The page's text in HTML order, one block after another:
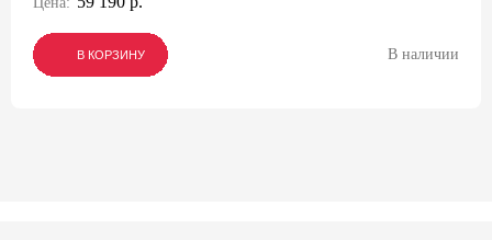
В КОРЗИНУ
В КОРЗИНУ
В КОРЗИНУ В наличии